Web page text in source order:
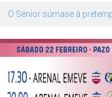
O Sénior súmase á